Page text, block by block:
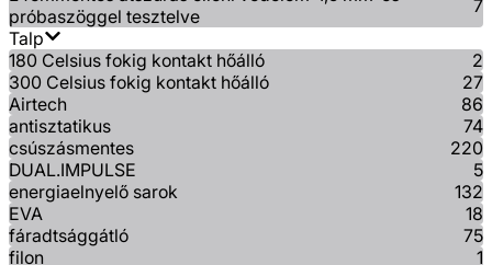
próbaszöggel tesztelve
7
Talp
180 Celsius fokig kontakt hőálló
2
300 Celsius fokig kontakt hőálló
27
Airtech
86
antisztatikus
74
csúszásmentes
220
DUAL.IMPULSE
5
energiaelnyelő sarok
132
EVA
18
fáradtsággátló
75
filon
1